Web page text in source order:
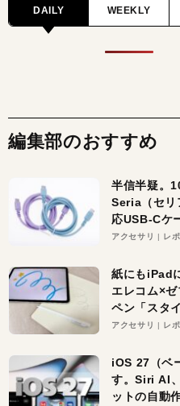
DAILY WEEKLY
編集部のおすすめ
半信半疑。
Seria（セリ
応USB-Cケ
を検証。超
アクセサリ レ
紙にもiPad
エレコム×
ペン「スタ
ェイ」レビ
アクセサリ レ
iOS 27（ベ
す。Siri AI
ットの自動